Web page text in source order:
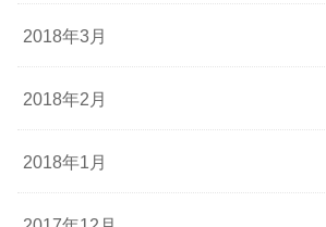
2018年3月
2018年2月
2018年1月